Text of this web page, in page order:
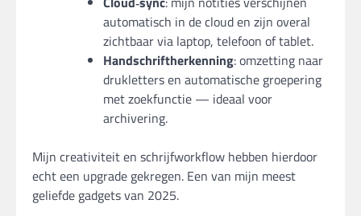
automatisch in de cloud en zijn overal
zichtbaar via laptop, telefoon of tablet.
Handschriftherkenning: omzetting naar
drukletters en automatische groepering
met zoekfunctie — ideaal voor
archivering.
Mijn creativiteit en schrijfworkflow hebben hierdoor
echt een upgrade gekregen. Een van mijn meest
geliefde gadgets van 2025.